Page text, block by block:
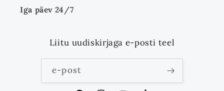
Iga päev 24/7
Liitu uudiskirjaga e-posti teel
e-post